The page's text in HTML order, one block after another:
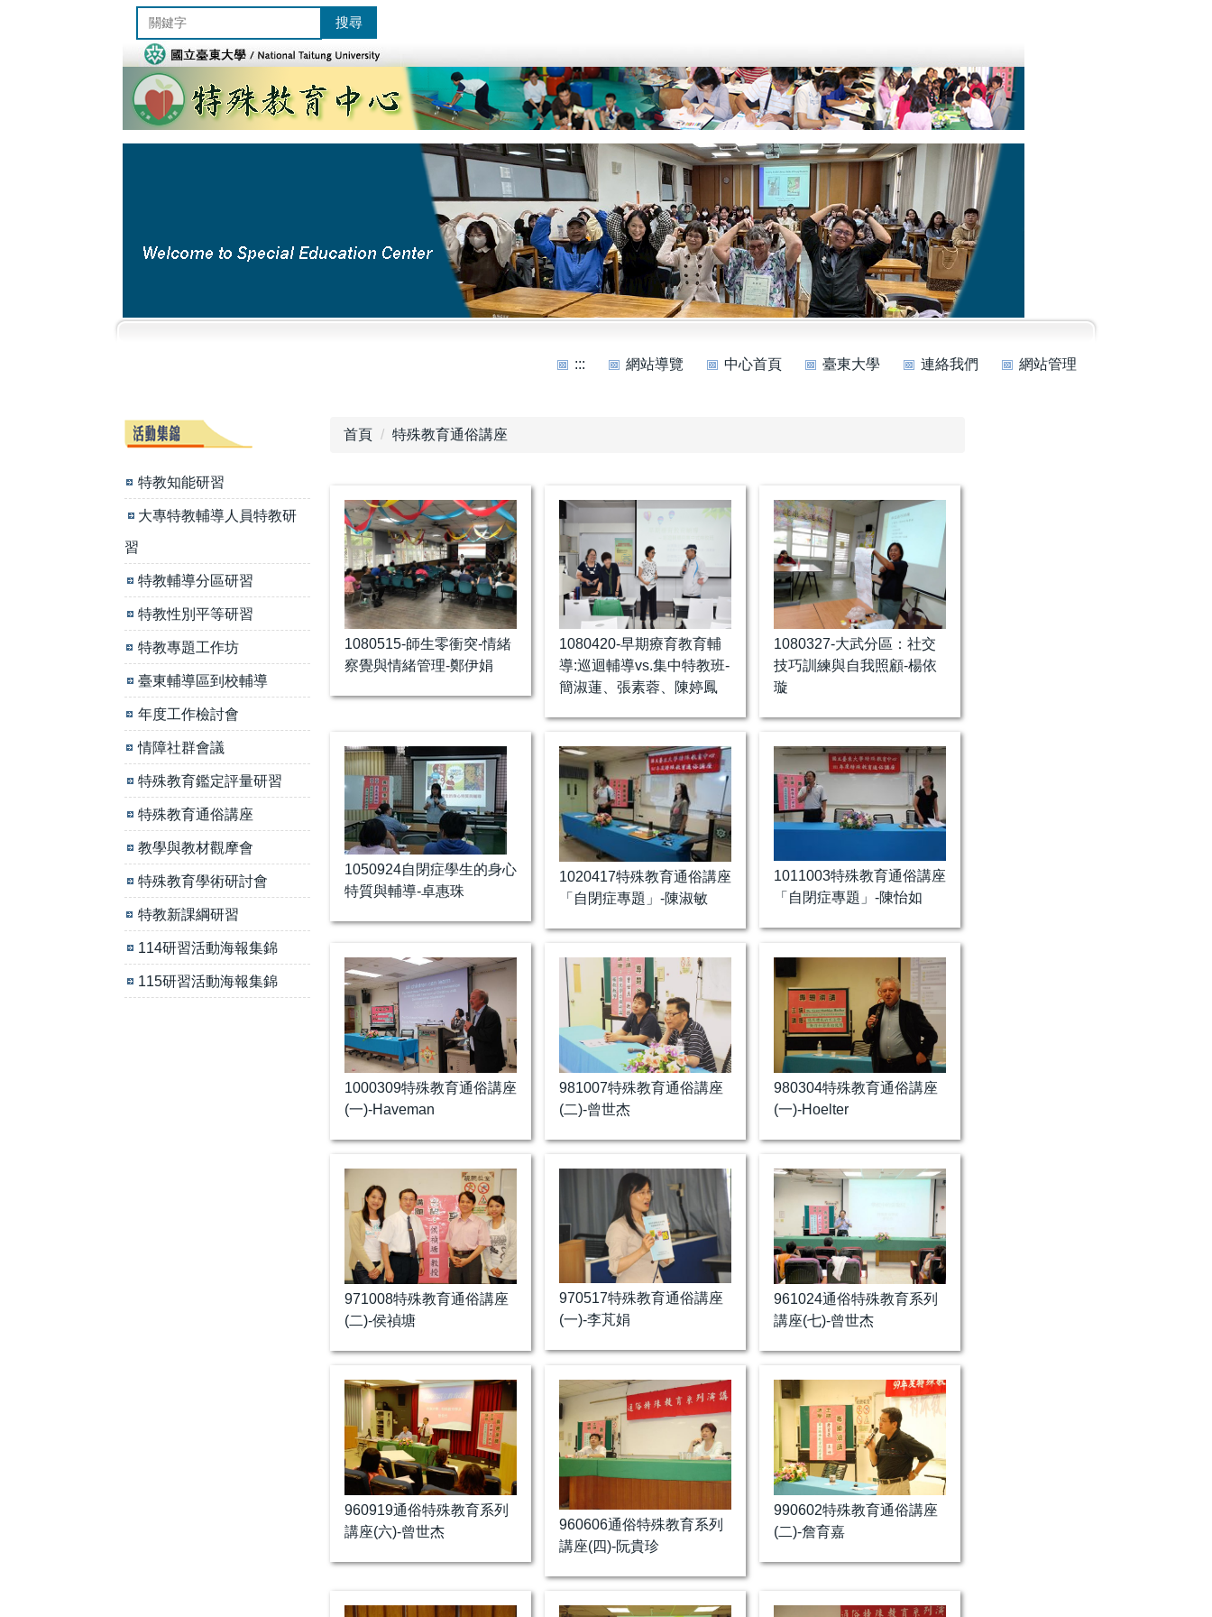
搜尋
::: 網站導覽 中心首頁 臺東大學 連絡我們 網站管理
特教知能研習
大專特教輔導人員特教研
習
特教輔導分區研習
特教性別平等研習
特教專題工作坊
臺東輔導區到校輔導
年度工作檢討會
情障社群會議
特殊教育鑑定評量研習
特殊教育通俗講座
教學與教材觀摩會
特殊教育學術研討會
特教新課綱研習
114研習活動海報集錦
115研習活動海報集錦
首頁 特殊教育通俗講座
1080515-師生零衝突-情緒
察覺與情緒管理-鄭伊娟
1080420-早期療育教育輔
導:巡迴輔導vs.集中特教班-
簡淑蓮、張素蓉、陳婷鳳
1080327-大武分區：社交
技巧訓練與自我照顧-楊依
璇
1050924自閉症學生的身心
特質與輔導-卓惠珠
1020417特殊教育通俗講座
「自閉症專題」-陳淑敏
1011003特殊教育通俗講座
「自閉症專題」-陳怡如
1000309特殊教育通俗講座
(一)-Haveman
981007特殊教育通俗講座
(二)-曾世杰
980304特殊教育通俗講座
(一)-Hoelter
971008特殊教育通俗講座
(二)-侯禎塘
970517特殊教育通俗講座
(一)-李芃娟
961024通俗特殊教育系列
講座(七)-曾世杰
960919通俗特殊教育系列
講座(六)-曾世杰
960606通俗特殊教育系列
講座(四)-阮貴珍
990602特殊教育通俗講座
(二)-詹育嘉